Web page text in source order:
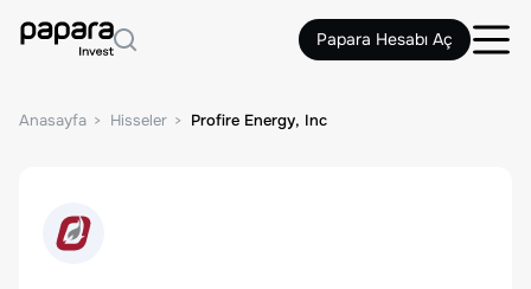
Papara Hesabı Aç
Anasayfa Hisseler Profire Energy, Inc